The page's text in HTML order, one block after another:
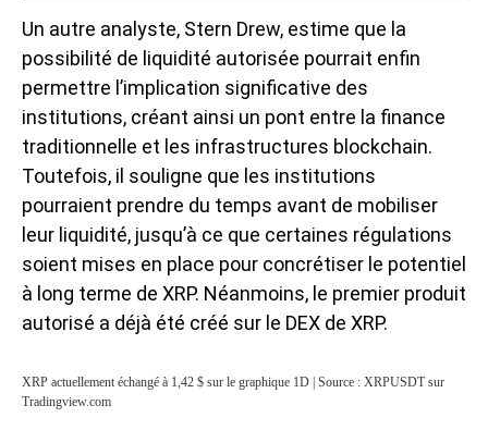
Un autre analyste, Stern Drew, estime que la
possibilité de liquidité autorisée pourrait enfin
permettre l’implication significative des
institutions, créant ainsi un pont entre la finance
traditionnelle et les infrastructures blockchain.
Toutefois, il souligne que les institutions
pourraient prendre du temps avant de mobiliser
leur liquidité, jusqu’à ce que certaines régulations
soient mises en place pour concrétiser le potentiel
à long terme de XRP. Néanmoins, le premier produit
autorisé a déjà été créé sur le DEX de XRP.
XRP actuellement échangé à 1,42 $ sur le graphique 1D | Source : XRPUSDT sur
Tradingview.com